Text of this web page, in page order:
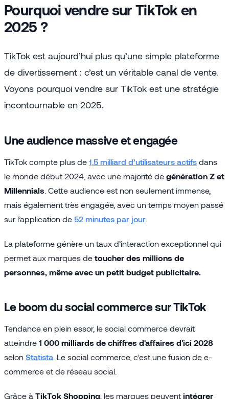
Pourquoi vendre sur TikTok en
2025 ?
TikTok est aujourd’hui plus qu’une simple plateforme
de divertissement : c’est un véritable canal de vente.
Voyons pourquoi vendre sur TikTok est une stratégie
incontournable en 2025.
Une audience massive et engagée
TikTok compte plus de 1,5 milliard d’utilisateurs actifs dans
le monde début 2024, avec une majorité de génération Z et
Millennials . Cette audience est non seulement immense,
mais également très engagée, avec un temps moyen passé
sur l’application de 52 minutes par jour
La plateforme génère un taux d’interaction exceptionnel qui
permet aux marques de toucher des millions de
personnes, même avec un petit budget publicitaire.
Le boom du social commerce sur TikTok
Tendance en plein essor, le social commerce devrait
atteindre 1 000 milliards de chiffres d'affaires d'ici 2028
selon Statista . Le social commerce, c'est une fusion de e-
commerce et de réseau social.
Grâce à TikTok Shopping , les marques peuvent intégrer